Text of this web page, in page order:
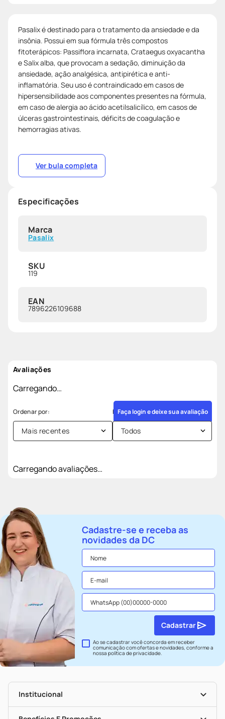
Pasalix é destinado para o tratamento da ansiedade e da
insônia. Possui em sua fórmula três compostos
fitoterápicos: Passiflora incarnata, Crataegus oxyacantha
e Salix alba, que provocam a sedação, diminuição da
ansiedade, ação analgésica, antipirética e anti-
inflamatória. Seu uso é contraindicado em casos de
hipersensibilidade aos componentes presentes na fórmula,
em caso de alergia ao ácido acetilsalicílico, em casos de
úlceras gastrointestinais, déficits de coagulação e
hemorragias ativas.
Ver bula completa
Especificações
Marca
Pasalix
SKU
119
EAN
7896226109688
Avaliações
Carregando…
Faça login e deixe sua avaliação
Mais recentes Todos
Carregando avaliações…
Cadastre-se e receba as
novidades da DC
Ao se cadastrar você concorda em receber
comunicação com ofertas e novidades, conforme a
nossapolítica de privacidade.
Cadastrar
Institucional
História